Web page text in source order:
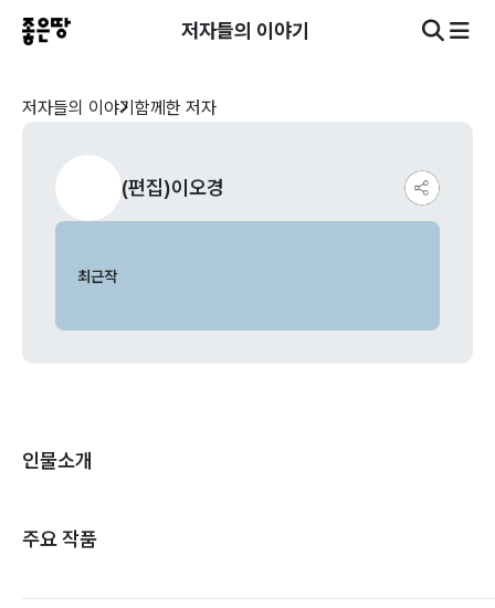
저자들의 이야기
저자들의 이야기 함께한 저자
(편집)이오경
최근작
인물소개
주요 작품